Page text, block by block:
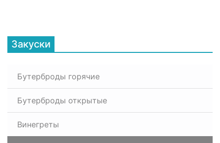
Закуски
Бутерброды горячие
Бутерброды открытые
Винегреты